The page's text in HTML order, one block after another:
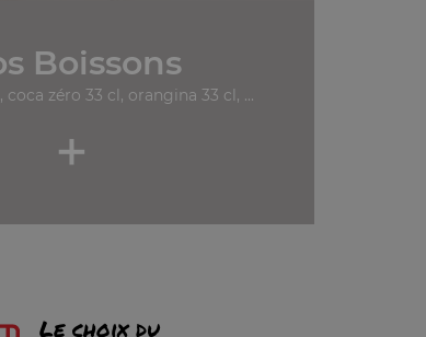
Boissons
coca zéro 33 cl, orangina 33 cl, ...
+
Le choix du